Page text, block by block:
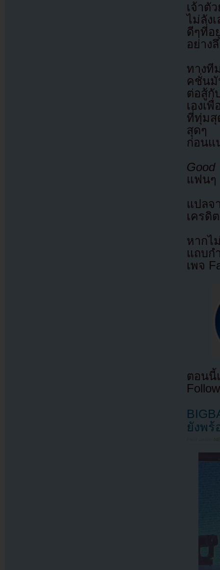
เจ้าตั
ไม่ลัง
ดีๆที่อ
อย่าง
ทางที
คชั่นมั
ต่อสู้กั
เองเ
ที่ทุ่ม
สุดๆ
ก่อนแ
Good
แฟนๆ
แปล
เครดิ
หากไ
แถบก
เพจ
ตอนนี้
ยังพร้